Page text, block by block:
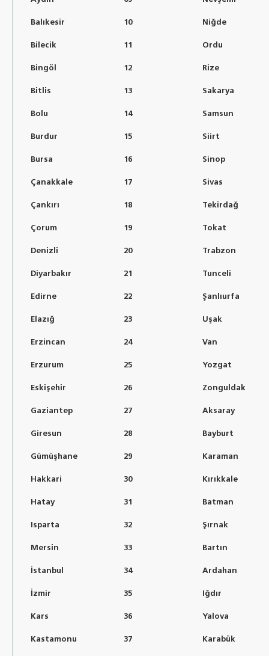
Balıkesir 10 Niğde
Bilecik 11 Ordu
Bingöl 12 Rize
Bitlis 13 Sakarya
Bolu 14 Samsun
Burdur 15 Siirt
Bursa 16 Sinop
Çanakkale 17 Sivas
Çankırı 18 Tekirdağ
Çorum 19 Tokat
Denizli 20 Trabzon
Diyarbakır 21 Tunceli
Edirne 22 Şanlıurfa
Elazığ 23 Uşak
Erzincan 24 Van
Erzurum 25 Yozgat
Eskişehir 26 Zonguldak
Gaziantep 27 Aksaray
Giresun 28 Bayburt
Gümüşhane 29 Karaman
Hakkari 30 Kırıkkale
Hatay 31 Batman
Isparta 32 Şırnak
Mersin 33 Bartın
İstanbul 34 Ardahan
İzmir 35 Iğdır
Kars 36 Yalova
Kastamonu 37 Karabük